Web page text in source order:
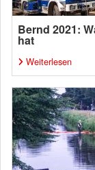
Bernd 2021:
hat
Weiterlesen